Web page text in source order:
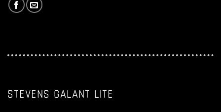
STEVENS GALANT LITE